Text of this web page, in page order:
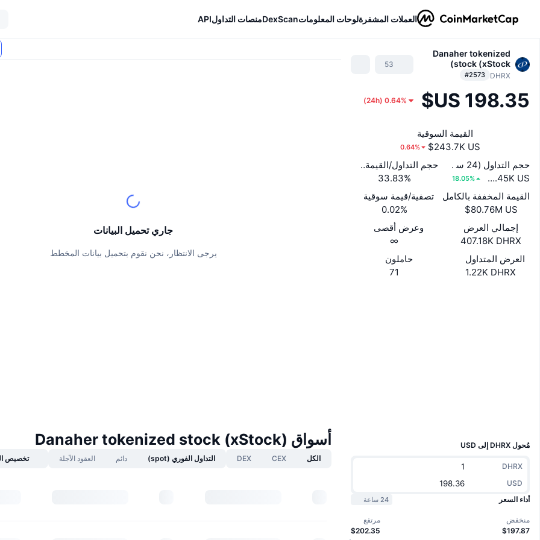
العملات المشفرةلوحات المعلوماتDexScanمنصات التداولAPI
Danaher tokenized
stock (xStock)
DHRX
#2573
53
0.64%
(
24h
)
القيمة السوقية
0.64%
حجم التداول (24 ساعة)
‏82.45K US$
18.05%
حجم التداول/القيمة السوقية (24 ساعة)
33.83%
القيمة المخففة بالكامل
تصفية/قيمة سوقية
0.02%
إجمالي العرض
407.18K DHRX
وعرض أقصى
∞
العرض المتداول
1.22K DHRX
حاملون
71
مُحول DHRX إلى USD
DHRX
USD
أداء السعر
24 ساعة
منخفض
$197.87
مرتفع
$202.35
جاري تحميل البيانات
يرجى الانتظار، نحن نقوم بتحميل بيانات المخطط
أسواق Danaher tokenized stock (xStock)
الكل CEX
DEX التداول الفوري (spot) دائم العقود الآجلة تخصيص